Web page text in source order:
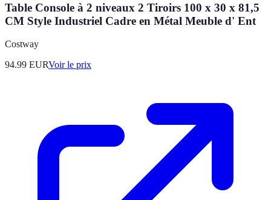
Table Console à 2 niveaux 2 Tiroirs 100 x 30 x 81,5
CM Style Industriel Cadre en Métal Meuble d' Ent
Costway
94.99 EURVoir le prix